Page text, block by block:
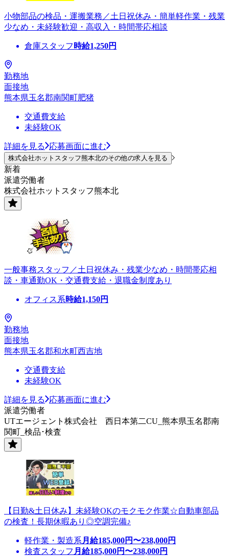
小物部品の検品・運搬業務／土日祝休み・簡単軽作業・残業
少なめ・未経験歓迎・高収入・時間帯応相談
倉庫スタッフ 時給1,250円
勤務地
面接地
熊本県玉名郡南関町肥猪
交通費支給
未経験OK
詳細を見る 応募画面に進む
株式会社ホットスタッフ熊本北のその他の求人を見る
新着
派遣労働者
株式会社ホットスタッフ熊本北
一般事務スタッフ／土日祝休み・残業少なめ・時間帯応相
談・車通勤OK・交通費支給・退職金制度あり
オフィス系時給1,150円
勤務地
面接地
熊本県玉名郡和水町西吉地
交通費支給
未経験OK
詳細を見る
応募画面に進む
派遣労働者
UTエージェント株式会社 西日本第二CU_熊本県玉名郡南
関町_検品･検査
【日勤&土日休み】未経験OKのモクモク作業☆自動車部品
の検査！長期休暇あり◎空調完備♪
軽作業・製造系 月給185,000円〜238,000円
検査スタッフ 月給185,000円〜238,000円